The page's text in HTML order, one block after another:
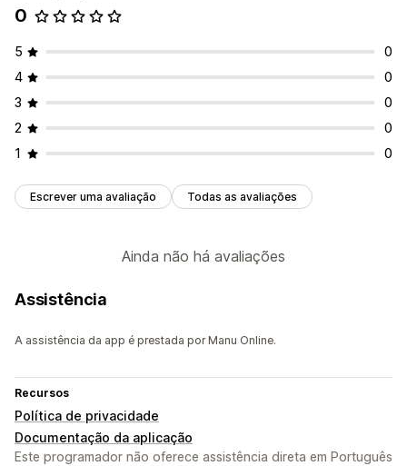
0
5
0
4
0
3
0
2
0
1
0
Escrever uma avaliação Todas as avaliações
Ainda não há avaliações
Assistência
A assistência da app é prestada por Manu Online.
Recursos
Política de privacidade
Documentação da aplicação
Este programador não oferece assistência direta em Português